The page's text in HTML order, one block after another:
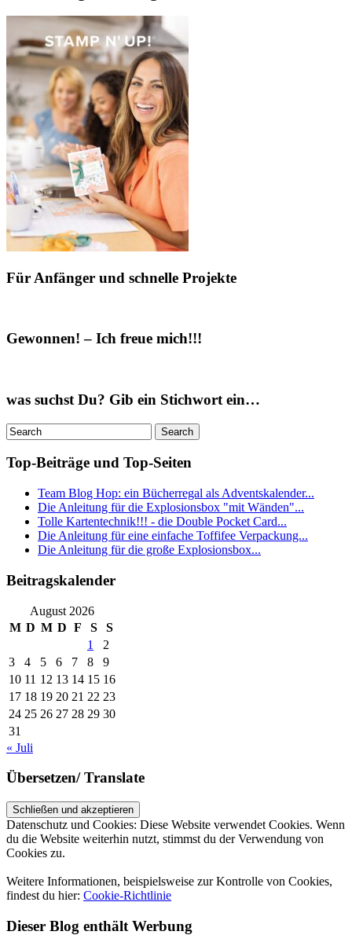
Für Anfänger und schnelle Projekte
Gewonnen! – Ich freue mich!!!
was suchst Du? Gib ein Stichwort ein…
Top-Beiträge und Top-Seiten
Team Blog Hop: ein Bücherregal als Adventskalender...
Die Anleitung für die Explosionsbox "mit Wänden"...
Tolle Kartentechnik!!! - die Double Pocket Card...
Die Anleitung für eine einfache Toffifee Verpackung...
Die Anleitung für die große Explosionsbox...
Beitragskalender
August 2026
M D M D F S
S
1
2
3
4 5 6 7 8
9
10 11 12 13 14 15 16
17 18 19 20 21 22 23
24 25 26 27 28 29 30
31
« Juli
Übersetzen/ Translate
Datenschutz und Cookies: Diese Website verwendet Cookies. Wenn
du die Website weiterhin nutzt, stimmst du der Verwendung von
Cookies zu.
Weitere Informationen, beispielsweise zur Kontrolle von Cookies,
findest du hier: Cookie-Richtlinie
Dieser Blog enthält Werbung